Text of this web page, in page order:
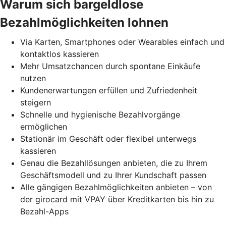
Warum sich bargeldlose
Bezahlmöglichkeiten lohnen
Via Karten, Smartphones oder Wearables einfach und
kontaktlos kassieren
Mehr Umsatzchancen durch spontane Einkäufe
nutzen
Kundenerwartungen erfüllen und Zufriedenheit
steigern
Schnelle und hygienische Bezahlvorgänge
ermöglichen
Stationär im Geschäft oder flexibel unterwegs
kassieren
Genau die Bezahllösungen anbieten, die zu Ihrem
Geschäftsmodell und zu Ihrer Kundschaft passen
Alle gängigen Bezahlmöglichkeiten anbieten – von
der girocard mit VPAY über Kreditkarten bis hin zu
Bezahl-Apps